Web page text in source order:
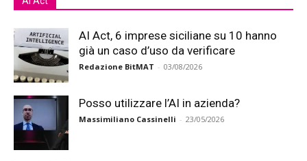
AI Act, 6 imprese siciliane su 10 hanno
già un caso d’uso da verificare
Redazione BitMAT - 03/08/2026
Posso utilizzare l’AI in azienda?
Massimiliano Cassinelli - 23/05/2026